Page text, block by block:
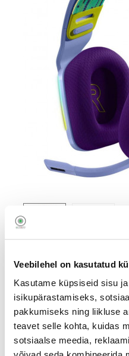
Veebilehel on kasutatud
Kasutame küpsiseid sisu
isikupärastamiseks,
pakkumiseks ning liikluse
teavet selle kohta, kuidas
sotsiaalse meedia,
LOGITECH
G733 WRL/LILAC
1321722
981-000890